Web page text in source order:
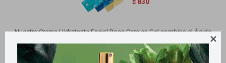

$
Nuestra Crema Hidratante Facial Rose Care en Gel combina el Ácido
Hialurónico y los beneficios antioxidantes del Agua de Rosas Orgánica.
¡Revitaliza tu piel!. Contiene 50 ml